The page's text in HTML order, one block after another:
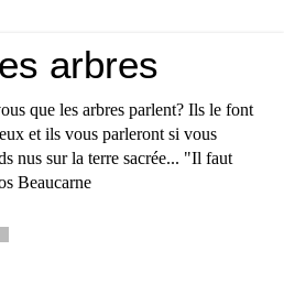
arbres
que les arbres parlent? Ils le font
et ils vous parleront si vous
nus sur la terre sacrée... "Il faut
Beaucarne